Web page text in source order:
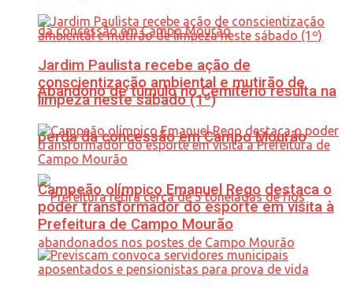
Abandono de túmulo no Cemitério resulta na
perda da concessão em Campo Mourão
Jardim Paulista recebe ação de
conscientização ambiental e mutirão de
limpeza neste sábado (1º)
Campeão olímpico Emanuel Rego destaca o
poder transformador do esporte em visita à
Prefeitura de Campo Mourão